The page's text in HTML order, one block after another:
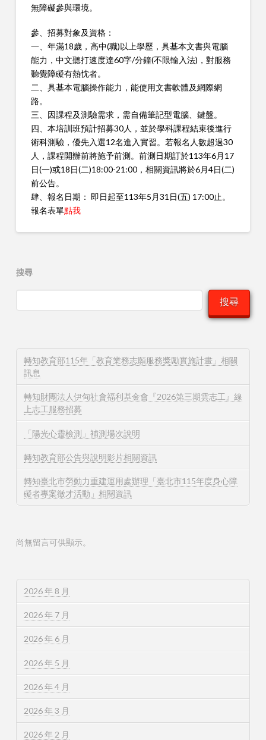
無障礙參與環境。
參、招募對象及資格：
一、年滿18歲，高中(職)以上學歷，具基本文書與電腦
能力，中文聽打速度達60字/分鐘(不限輸入法)，對服務
聽覺障礙有熱忱者。
二、具基本電腦操作能力，能使用文書軟體及網際網
路。
三、因課程及測驗需求，需自備筆記型電腦、鍵盤。
四、本培訓班預計招募30人，並於學科課程結束後進行
術科測驗，優先入選12名進入實習。若報名人數超過30
人，課程開辦前將施予前測。前測日期訂於113年6月17
日(一)或18日(二)18:00-21:00，相關資訊將於6月4日(二)
前公告。
肆、報名日期： 即日起至113年5月31日(五) 17:00止。
報名表單點我
搜尋
搜尋
轉知教育部115年「教育業務志願服務獎勵實施計畫」相關
訊息
轉知財團法人伊甸社會福利基金會『2026第三期雲志工』線
上志工服務招募
「陽光心靈檢測」補測場次說明
轉知教育部公告與說明影片相關資訊
轉知臺北市勞動力重建運用處辦理「臺北市115年度身心障
礙者專案徵才活動」相關資訊
尚無留言可供顯示。
2026 年 8 月
2026 年 7 月
2026 年 6 月
2026 年 5 月
2026 年 4 月
2026 年 3 月
2026 年 2 月